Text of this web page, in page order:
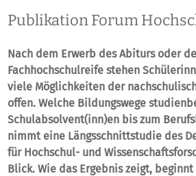
Publikation Forum
Nach dem Erwerb des Abiturs oder
Fachhochschulreife stehen
viele Möglichkeiten der
offen. Welche Bildungswege
Schulabsolvent(inn)en bis zum
nimmt eine Längsschnittstudie des
für Hochschul- und
Blick. Wie das Ergebnis zeigt,